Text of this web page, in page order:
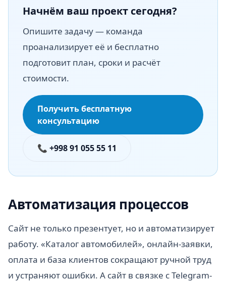
Начнём ваш проект сегодня?
Опишите задачу — команда
проанализирует её и бесплатно
подготовит план, сроки и расчёт
стоимости.
Получить бесплатную
консультацию
📞 +998 91 055 55 11
Автоматизация процессов
Сайт не только презентует, но и автоматизирует
работу. «Каталог автомобилей», онлайн-заявки,
оплата и база клиентов сокращают ручной труд
и устраняют ошибки. А сайт в связке с Telegram-